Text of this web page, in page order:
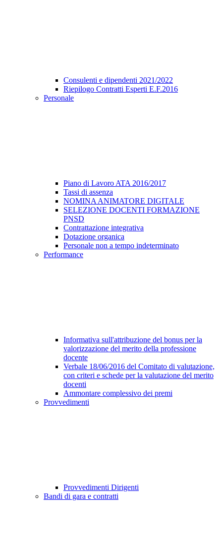
Consulenti e dipendenti 2021/2022
Riepilogo Contratti Esperti E.F.2016
Personale
Piano di Lavoro ATA 2016/2017
Tassi di assenza
NOMINA ANIMATORE DIGITALE
SELEZIONE DOCENTI FORMAZIONE
PNSD
Contrattazione integrativa
Dotazione organica
Personale non a tempo indeterminato
Performance
Informativa sull'attribuzione del bonus per la
valorizzazione del merito della professione
docente
Verbale 18/06/2016 del Comitato di valutazione,
con criteri e schede per la valutazione del merito
docenti
Ammontare complessivo dei premi
Provvedimenti
Provvedimenti Dirigenti
Bandi di gara e contratti